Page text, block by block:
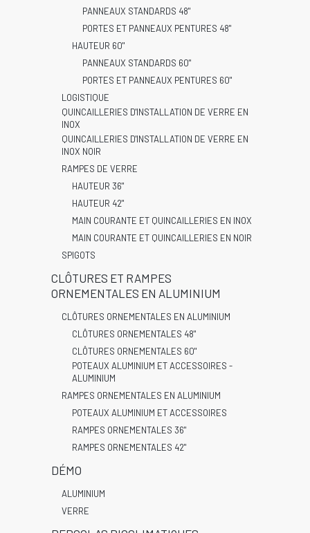
PANNEAUX STANDARDS 48"
PORTES ET PANNEAUX PENTURES 48"
HAUTEUR 60"
PANNEAUX STANDARDS 60"
PORTES ET PANNEAUX PENTURES 60"
LOGISTIQUE
QUINCAILLERIES D'INSTALLATION DE VERRE EN
INOX
QUINCAILLERIES D'INSTALLATION DE VERRE EN
INOX NOIR
RAMPES DE VERRE
HAUTEUR 36"
HAUTEUR 42"
MAIN COURANTE ET QUINCAILLERIES EN INOX
MAIN COURANTE ET QUINCAILLERIES EN NOIR
SPIGOTS
CLÔTURES ET RAMPES
ORNEMENTALES EN ALUMINIUM
CLÔTURES ORNEMENTALES EN ALUMINIUM
CLÔTURES ORNEMENTALES 48"
CLÔTURES ORNEMENTALES 60"
POTEAUX ALUMINIUM ET ACCESSOIRES -
ALUMINIUM
RAMPES ORNEMENTALES EN ALUMINIUM
POTEAUX ALUMINIUM ET ACCESSOIRES
RAMPES ORNEMENTALES 36"
RAMPES ORNEMENTALES 42"
DÉMO
ALUMINIUM
VERRE